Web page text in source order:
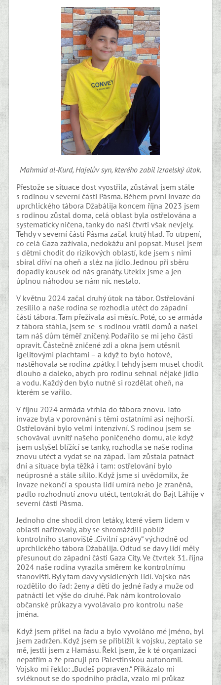
Mahmúd al-Kurd, Hajelův syn, kterého zabil izraelský útok.
Přestože se situace dost vyostřila, zůstával jsem stále
s rodinou v severní části Pásma. Během první invaze do
uprchlického tábora Džabálija koncem října 2023 jsem
s rodinou zůstal doma, celá oblast byla ostřelována a
systematicky ničena, tanky do naší čtvrti však nevjely.
Tehdy v severní části Pásma začal krutý hlad. To utrpení,
co celá Gaza zažívala, nedokážu ani popsat. Musel jsem
s dětmi chodit do rizikových oblastí, kde jsem s nimi
sbíral dříví na oheň a sléz na jídlo. Jednou při sběru
dopadly kousek od nás granáty. Uteklx jsme a jen
úplnou náhodou se nám nic nestalo.
V květnu 2024 začal druhý útok na tábor. Ostřelování
zesílilo a naše rodina se rozhodla utéct do západní
části tábora. Tam přežívala asi měsíc. Poté, co se armáda
z tábora stáhla, jsem se s rodinou vrátil domů a našel
tam náš dům téměř zničený. Podařilo se mi jeho části
opravit. Částečně zničené zdi a okna jsem utěsnil
igelitovými plachtami – a když to bylo hotové,
nastěhovala se rodina zpátky. I tehdy jsem musel chodit
dlouho a daleko, abych pro rodinu sehnal nějaké jídlo
a vodu. Každý den bylo nutné si rozdělat oheň, na
kterém se vařilo.
V říjnu 2024 armáda vtrhla do tábora znovu. Tato
invaze byla v porovnání s těmi ostatními asi nejhorší.
Ostřelování bylo velmi intenzivní. S rodinou jsem se
schovával uvnitř našeho poničeného domu, ale když
jsem uslyšel blížící se tanky, rozhodla se naše rodina
znovu utéct a vydat se na západ. Tam zůstala patnáct
dní a situace byla těžká i tam: ostřelování bylo
neúprosné a stále sílilo. Když jsme si uvědomilx, že
invaze nekončí a spousta lidí umírá nebo je zraněná,
padlo rozhodnutí znovu utéct, tentokrát do Bajt Láhije v
severní části Pásma.
Jednoho dne shodil dron letáky, které všem lidem v
oblasti nařizovaly, aby se shromáždili poblíž
kontrolního stanoviště „Civilní správy“ východně od
uprchlického tábora Džabálija. Odtud se davy lidí měly
přesunout do západní části Gaza City. Ve čtvrtek 31. října
2024 naše rodina vyrazila směrem ke kontrolnímu
stanovišti. Byly tam davy vysídlených lidí. Vojsko nás
rozdělilo do řad: ženy a děti do jedné řady a muže od
patnácti let výše do druhé. Pak nám kontrolovalo
občanské průkazy a vyvolávalo pro kontrolu naše
jména.
Když jsem přišel na řadu a bylo vyvoláno mé jméno, byl
jsem zadržen. Když jsem se přiblížil k vojsku, zeptalo se
mě, jestli jsem z Hamásu. Řekl jsem, že k té organizaci
nepatřím a že pracuji pro Palestinskou autonomii.
Vojsko mi řeklo: „Budeš popraven.“ Přikázalo mi
svléknout se do spodního prádla, vzalo mi průkaz